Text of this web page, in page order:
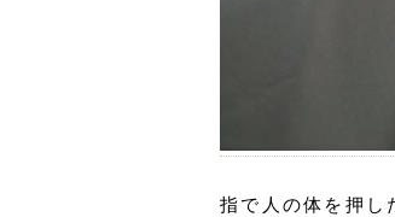
指で人の体を押し